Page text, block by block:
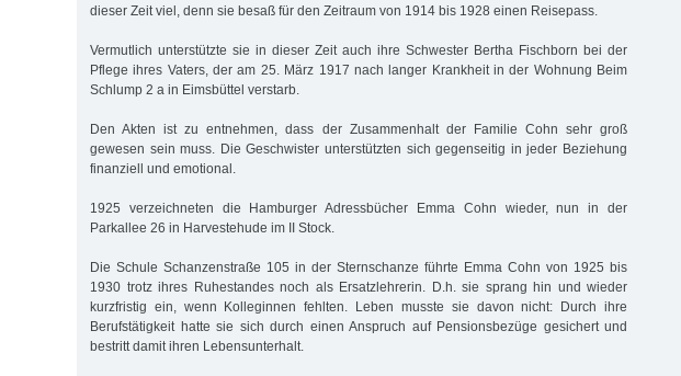
dieser Zeit viel, denn sie besaß für den Zeitraum von 1914 bis 1928 einen Reisepass.
Vermutlich unterstützte sie in dieser Zeit auch ihre Schwester Bertha Fischborn bei der
Pflege ihres Vaters, der am 25. März 1917 nach langer Krankheit in der Wohnung Beim
Schlump 2 a in Eimsbüttel verstarb.
Den Akten ist zu entnehmen, dass der Zusammenhalt der Familie Cohn sehr groß
gewesen sein muss. Die Geschwister unterstützten sich gegenseitig in jeder Beziehung
finanziell und emotional.
1925 verzeichneten die Hamburger Adressbücher Emma Cohn wieder, nun in der
Parkallee 26 in Harvestehude im II Stock.
Die Schule Schanzenstraße 105 in der Sternschanze führte Emma Cohn von 1925 bis
1930 trotz ihres Ruhestandes noch als Ersatzlehrerin. D.h. sie sprang hin und wieder
kurzfristig ein, wenn Kolleginnen fehlten. Leben musste sie davon nicht: Durch ihre
Berufstätigkeit hatte sie sich durch einen Anspruch auf Pensionsbezüge gesichert und
bestritt damit ihren Lebensunterhalt.